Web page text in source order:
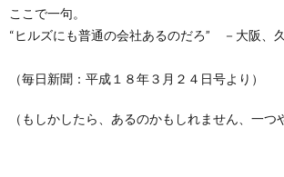
ここで一句。
“ヒルズにも普通の会社あるのだろ” －大阪、久
（毎日新聞：平成１８年３月２４日号より）
（もしかしたら、あるのかもしれません、一つ